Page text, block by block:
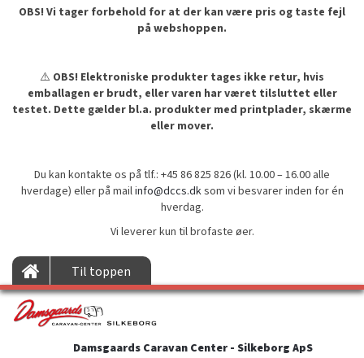
OBS! Vi tager forbehold for at der kan være pris og taste fejl
på webshoppen.
⚠️ OBS! Elektroniske produkter tages ikke retur, hvis
emballagen er brudt, eller varen har været tilsluttet eller
testet. Dette gælder bl.a. produkter med printplader, skærme
eller mover.
Du kan kontakte os på tlf.: +45 86 825 826 (kl. 10.00 – 16.00 alle
hverdage) eller på mailinfo@dccs.dksom vi besvarer inden for én
hverdag.
Vi leverer kun til brofaste øer.
Til toppen
Damsgaards Caravan Center - Silkeborg ApS